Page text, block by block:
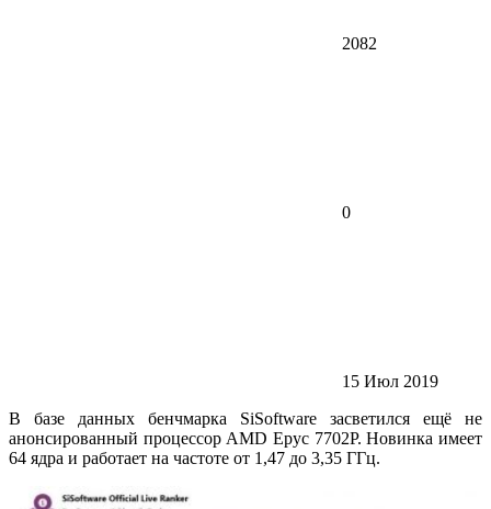
2082
0
15 Июл 2019
В базе данных бенчмарка SiSoftware засветился ещё не
анонсированный процессор AMD Epyc 7702P. Новинка имеет
64 ядра и работает на частоте от 1,47 до 3,35 ГГц.